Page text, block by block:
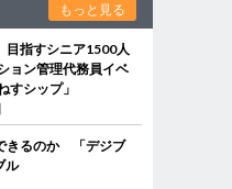
もっと見る
目指すシニア1500人
ン管理代務員イベ
すシップ」
きるのか 「デジブ
ル